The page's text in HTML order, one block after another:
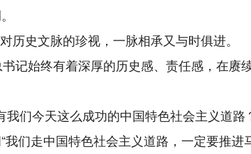
历史文脉的珍视，一脉相承又与时俱进。
记始终有着深厚的历史感、责任感，在赓
们今天这么成功的中国特色社会主义道路
们走中国特色社会主义道路，一定要推进